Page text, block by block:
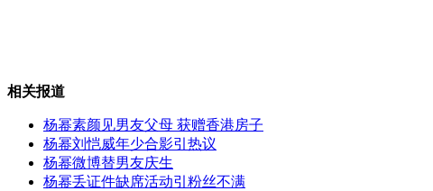
SHE制服亮相学生味十足
相关报道
杨幂素颜见男友父母 获赠香港房子
杨幂刘恺威年少合影引热议
杨幂微博替男友庆生
杨幂丢证件缺席活动引粉丝不满